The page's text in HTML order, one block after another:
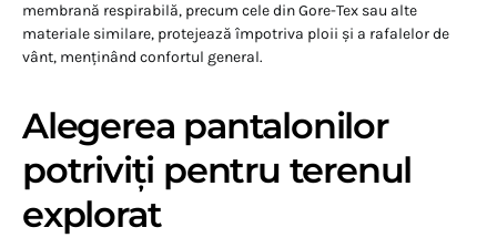
membrană respirabilă, precum cele din Gore-Tex sau alte
materiale similare, protejează împotriva ploii și a rafalelor de
vânt, menținând confortul general.
Alegerea pantalonilor
potriviți pentru terenul
explorat